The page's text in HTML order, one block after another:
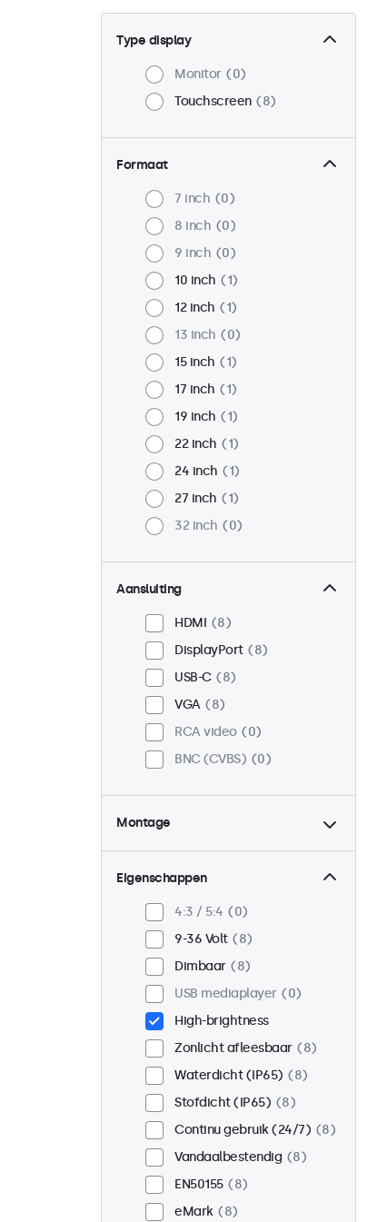
Type display
Monitor
0
Touchscreen
8
Formaat
7 inch
0
8 inch
0
9 inch
0
10 inch
1
12 inch
1
13 inch
0
15 inch
1
17 inch
1
19 inch
1
22 inch
1
24 inch
1
27 inch
1
32 inch
0
Aansluiting
HDMI
8
DisplayPort
8
USB-C
8
VGA
8
RCA video
0
BNC (CVBS)
0
Montage
Desktop
0
Wand
Panel mount
Inbouw
8
Rackmontage (19 inch)
VESA 75 x 75
VESA 100 x 100
Eigenschappen
4:3 / 5:4
0
9-36 Volt
8
Dimbaar
8
USB mediaplayer
0
High-brightness
Zonlicht afleesbaar
8
Waterdicht (IP65)
8
Stofdicht (IP65)
8
Continu gebruik (24/7)
8
Vandaalbestendig
8
EN50155
8
eMark
8